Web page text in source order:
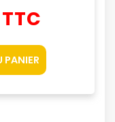
TTC
PANIER